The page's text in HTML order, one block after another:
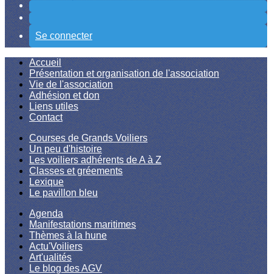
Se connecter
Accueil
Présentation et organisation de l'association
Vie de l'association
Adhésion et don
Liens utiles
Contact
Courses de Grands Voiliers
Un peu d'histoire
Les voiliers adhérents de A à Z
Classes et gréements
Lexique
Le pavillon bleu
Agenda
Manifestations maritimes
Thèmes à la hune
Actu'Voiliers
Art'ualités
Le blog des AGV